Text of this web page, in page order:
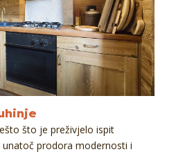
što je preživjelo ispit
prodora modernosti i